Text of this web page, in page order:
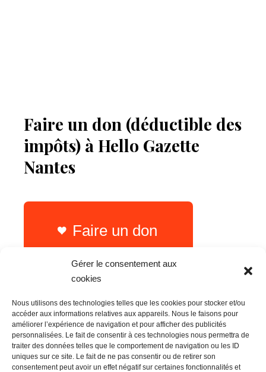
Gérer le consentement aux
cookies
Nous utilisons des technologies telles que les cookies pour stocker et/ou
accéder aux informations relatives aux appareils. Nous le faisons pour
améliorer l’expérience de navigation et pour afficher des publicités
personnalisées. Le fait de consentir à ces technologies nous permettra de
traiter des données telles que le comportement de navigation ou les ID
uniques sur ce site. Le fait de ne pas consentir ou de retirer son
consentement peut avoir un effet négatif sur certaines fonctionnalités et
Faire un don (déductible des
impôts) à Hello Gazette
Nantes
Faire un don